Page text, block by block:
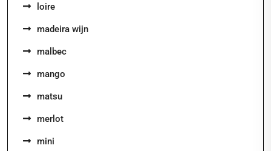
loire
madeira wijn
malbec
mango
matsu
merlot
mini